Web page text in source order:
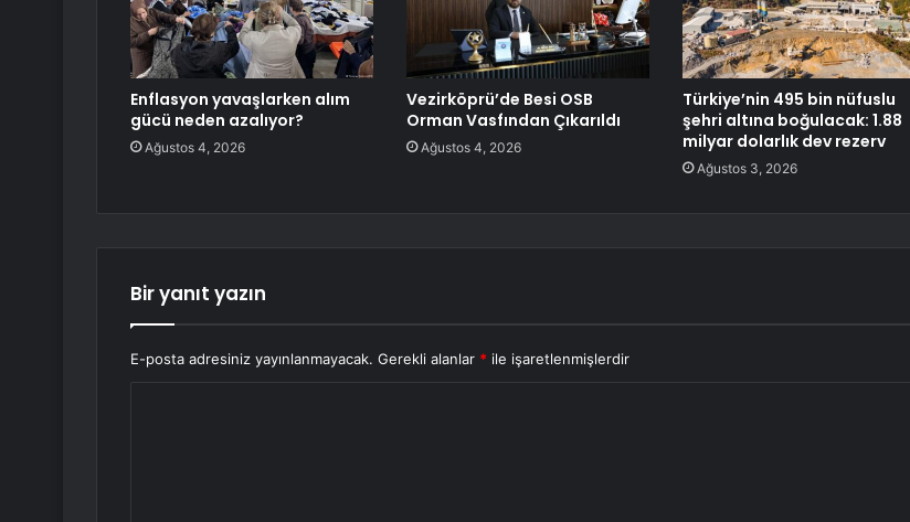
Enflasyon yavaşlarken alım
gücü neden azalıyor?
Ağustos 4, 2026
Vezirköprü’de Besi OSB
Orman Vasfından Çıkarıldı
Ağustos 4, 2026
Türkiye’nin 495 bin nüfuslu
şehri altına boğulacak: 1.88
milyar dolarlık dev rezerv
Ağustos 3, 2026
Bir yanıt yazın
E-posta adresiniz yayınlanmayacak. Gerekli alanlar * ile işaretlenmişlerdir